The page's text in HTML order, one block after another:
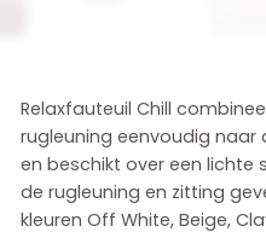
Relaxfauteuil Chill
rugleuning eenvoudig
en beschikt over een lichte
de rugleuning en zitting
kleuren Off White, Beige,